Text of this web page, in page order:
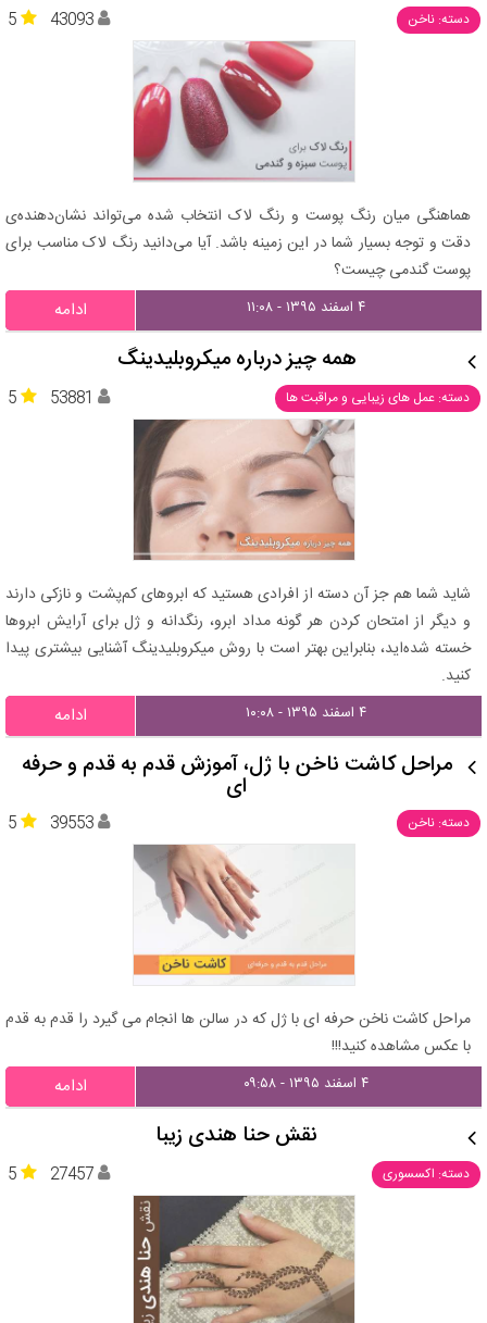
دسته: ناخن 5 43093
هماهنگی میان رنگ پوست و رنگ لاک انتخاب شده می‌تواند نشان‌دهنده‌ی
دقت و توجه بسیار شما در این زمینه باشد. آیا می‌دانید رنگ لاک مناسب برای
پوست گندمی چیست؟
۴ اسفند ۱۳۹۵ - ۱۱:۰۸ ادامه
همه چیز درباره میکروبلیدینگ
دسته: عمل های زیبایی و مراقبت ها 5 53881
شاید شما هم جز آن دسته از افرادی هستید که ابروهای کم‌پشت و نازکی دارند
و دیگر از امتحان کردن هر گونه مداد ابرو، رنگدانه و ژل برای آرایش ابروها
خسته شده‌اید، بنابراین بهتر است با روش میکروبلیدینگ آشنایی بیشتری پیدا
کنید.
۴ اسفند ۱۳۹۵ - ۱۰:۰۸ ادامه
مراحل کاشت ناخن با ژل، آموزش قدم به قدم و حرفه
ای
دسته: ناخن 5 39553
مراحل کاشت ناخن حرفه ای با ژل که در سالن ها انجام می گیرد را قدم به قدم
با عکس مشاهده کنید!!!
۴ اسفند ۱۳۹۵ - ۰۹:۵۸ ادامه
نقش حنا هندی زیبا
دسته: اکسسوری 5 27457